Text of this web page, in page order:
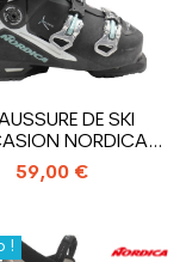
DE SKI
NORDICA
95R W
59,00 €
!